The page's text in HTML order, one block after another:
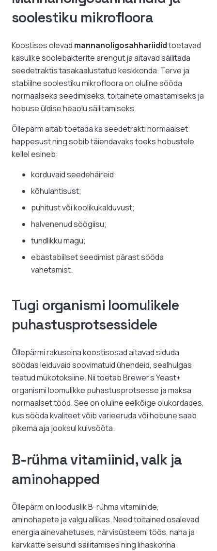
soolestiku mikrofloora
Koostises olevad mannanoligosahhariididtoetavad
kasulike soolebakterite arengut ja aitavad säilitada
seedetraktis tasakaalustatud keskkonda. Terve ja
stabiilne soolestiku mikrofloora on oluline sööda
normaalseks seedimiseks, toitainete omastamiseks ja
hobuse üldise heaolu säilitamiseks.
Õllepärm aitab toetada ka seedetrakti normaalset
happesust ning sobib täiendavaks toeks hobustele,
kellel esineb:
korduvaid seedehäireid;
kõhulahtisust;
puhitust või koolikukalduvust;
halvenenud söögiisu;
tundlikku magu;
ebastabiilset seedimist pärast sööda
vahetamist.
Tugi organismi loomulikele
puhastusprotsessidele
Õllepärmi rakuseina koostisosad aitavad siduda
söödas leiduvaid soovimatuid ühendeid, sealhulgas
teatud mükotoksiine. Nii toetab Brewer’s Yeast+
organismi loomulikke puhastusprotsesse ja maksa
normaalset tööd. See on oluline eelkõige olukordades,
kus sööda kvaliteet võib varieeruda või hobune saab
pikema aja jooksul kuivsööta.
B-rühma vitamiinid, valk ja
aminohapped
Õllepärm on looduslik B-rühma vitamiinide,
aminohapete ja valgu allikas. Need toitained osalevad
energia ainevahetuses, närvisüsteemi töös, naha ja
karvkatte seisundi säilitamises ning lihaskonna